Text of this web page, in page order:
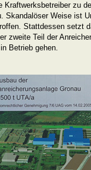
Kraftwerksbetreiber zu
Skandalöser Weise ist
Stattdessen setzt
zweite Teil der
Betrieb gehen.